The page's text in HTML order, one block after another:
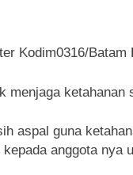
Kodim0316/
menjaga
aspal guna
anggota